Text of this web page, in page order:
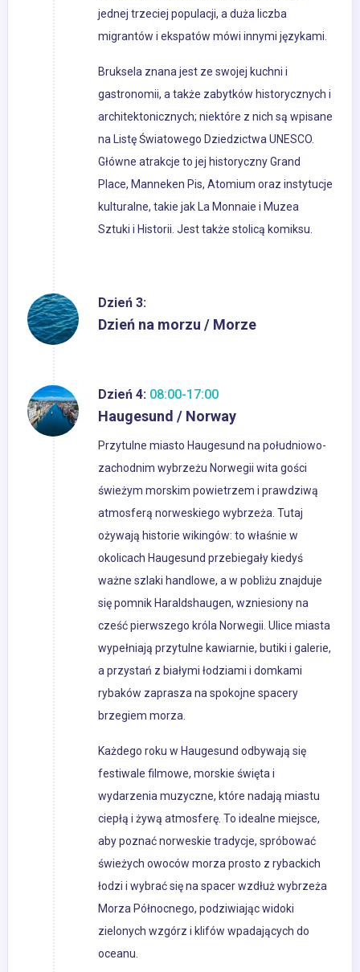
jednej trzeciej populacji, a duża liczba
migrantów i ekspatów mówi innymi językami.
Bruksela znana jest ze swojej kuchni i
gastronomii, a także zabytków historycznych i
architektonicznych; niektóre z nich są wpisane
na Listę Światowego Dziedzictwa UNESCO.
Główne atrakcje to jej historyczny Grand
Place, Manneken Pis, Atomium oraz instytucje
kulturalne, takie jak La Monnaie i Muzea
Sztuki i Historii. Jest także stolicą komiksu.
Dzień 3:
Dzień na morzu / Morze
Dzień 4: 08:00-17:00
Haugesund / Norway
Przytulne miasto Haugesund na południowo-
zachodnim wybrzeżu Norwegii wita gości
świeżym morskim powietrzem i prawdziwą
atmosferą norweskiego wybrzeża. Tutaj
ożywają historie wikingów: to właśnie w
okolicach Haugesund przebiegały kiedyś
ważne szlaki handlowe, a w pobliżu znajduje
się pomnik Haraldshaugen, wzniesiony na
cześć pierwszego króla Norwegii. Ulice miasta
wypełniają przytulne kawiarnie, butiki i galerie,
a przystań z białymi łodziami i domkami
rybaków zaprasza na spokojne spacery
brzegiem morza.
Każdego roku w Haugesund odbywają się
festiwale filmowe, morskie święta i
wydarzenia muzyczne, które nadają miastu
ciepłą i żywą atmosferę. To idealne miejsce,
aby poznać norweskie tradycje, spróbować
świeżych owoców morza prosto z rybackich
łodzi i wybrać się na spacer wzdłuż wybrzeża
Morza Północnego, podziwiając widoki
zielonych wzgórz i klifów wpadających do
oceanu.